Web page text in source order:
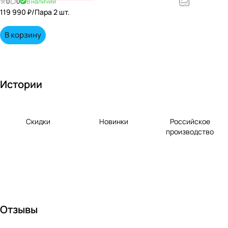
119 990 ₽/Пара 2 шт.
В корзину
Истории
Скидки Новинки
Российское
производство
Отзывы